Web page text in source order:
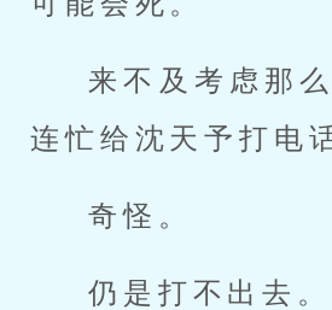
来不及考虑那
连忙给沈天予打电
奇怪。
仍是打不出去。